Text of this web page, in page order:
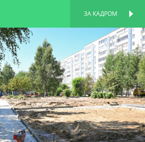
ЗА КАДРОМ
ПЕРСОНАЛЬНАЯ
СТРАНИЦА